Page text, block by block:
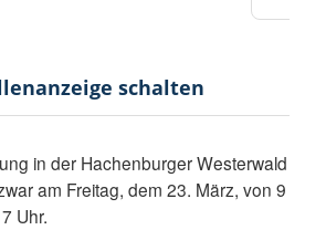
schalten
in der Hachenburger Westerwald
am Freitag, dem 23. März, von 9
Uhr.